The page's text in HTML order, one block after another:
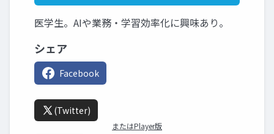
医学生。AIや業務・学習効率化に興味あり。
シェア
Facebook
(Twitter)
またはPlayer版